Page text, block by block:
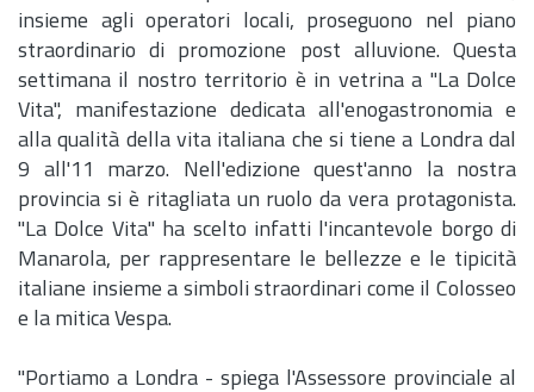
insieme agli operatori locali, proseguono nel piano
straordinario di promozione post alluvione. Questa
settimana il nostro territorio è in vetrina a "La Dolce
Vita", manifestazione dedicata all'enogastronomia e
alla qualità della vita italiana che si tiene a Londra dal
9 all'11 marzo. Nell'edizione quest'anno la nostra
provincia si è ritagliata un ruolo da vera protagonista.
"La Dolce Vita" ha scelto infatti l'incantevole borgo di
Manarola, per rappresentare le bellezze e le tipicità
italiane insieme a simboli straordinari come il Colosseo
e la mitica Vespa.
"Portiamo a Londra - spiega l'Assessore provinciale al